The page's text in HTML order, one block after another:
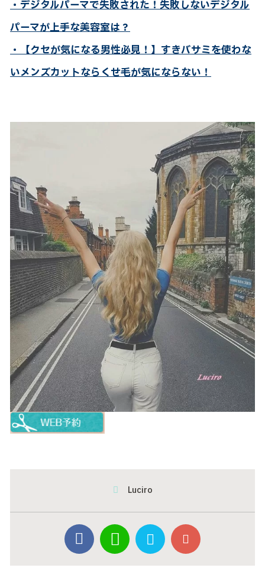
・デジタルパーマで失敗された！失敗しないデジタル
パーマが上手な美容室は？
・【クセが気になる男性必見！】すきバサミを使わな
いメンズカットならくせ毛が気にならない！
Luciro